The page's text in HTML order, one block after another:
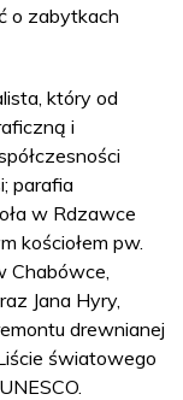
o zabytkach
który od
i
parafia
w Rdzawce
kościołem pw.
Chabówce,
Jana Hyry,
drewnianej
światowego